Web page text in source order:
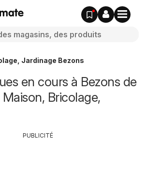
Jardinage Bezons
en cours à Bezons de
Bricolage,
PUBLICITÉ